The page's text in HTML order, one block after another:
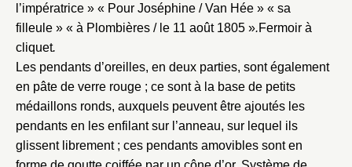
l’impératrice » « Pour Joséphine / Van Hée » « sa
filleule » « à Plombières / le 11 août 1805 ».Fermoir à
cliquet.
Les pendants d’oreilles, en deux parties, sont également
en pâte de verre rouge ; ce sont à la base de petits
médaillons ronds, auxquels peuvent être ajoutés les
pendants en les enfilant sur l’anneau, sur lequel ils
glissent librement ; ces pendants amovibles sont en